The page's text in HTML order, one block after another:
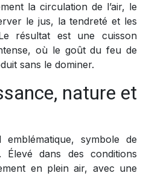
la circulation de l’air, le
le jus, la tendreté et les
résultat est une cuisson
où le goût du feu de
sans le dominer.
nature et
symbole de
Élevé dans des conditions
en plein air, avec une